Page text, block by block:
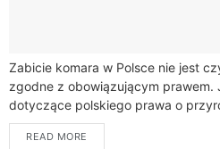
Zabicie komara w Polsce nie jest
zgodne z obowiązującym
dotyczące polskiego prawa o
szczególną ochroną prawną....
READ MORE